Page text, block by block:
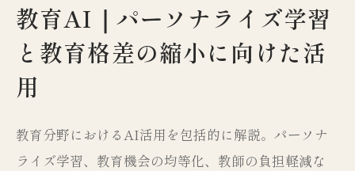
教育AI｜パーソナライズ学習
と教育格差の縮小に向けた活
用
教育分野におけるAI活用を包括的に解説。パーソナ
ライズ学習、教育機会の均等化、教師の負担軽減な